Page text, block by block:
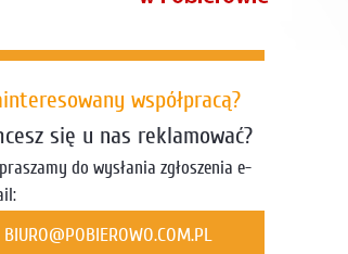
współpracą?
się u nas reklamować?
do wysłania zgłoszenia e-
BIURO@POBIEROWO.COM.PL